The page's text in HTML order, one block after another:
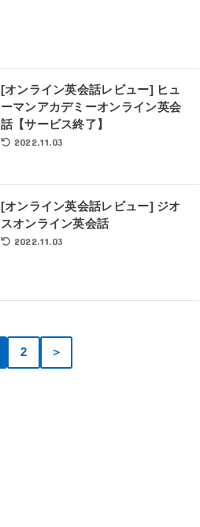
[オンライン英会話レビュー] ヒュ
ーマンアカデミーオンライン英会
話【サービス終了】
2022.11.03
[オンライン英会話レビュー] ジオ
スオンライン英会話
2022.11.03
2 ＞